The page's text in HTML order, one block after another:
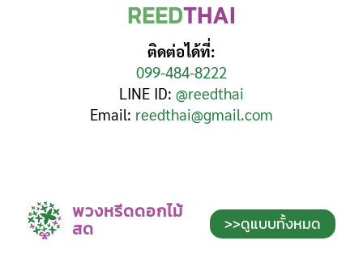
REEDTHAI
ติดต่อได้ที่:
099-484-8222
LINE ID: @reedthai
Email: reedthai@gmail.com
พวงหรีดดอกไม้
สด >>ดูแบบทั้งหมด